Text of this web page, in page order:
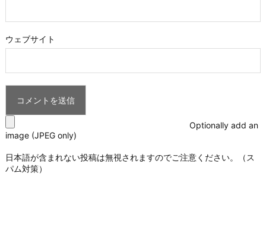
ウェブサイト
Optionally add an
image (JPEG only)
日本語が含まれない投稿は無視されますのでご注意ください。（ス
パム対策）